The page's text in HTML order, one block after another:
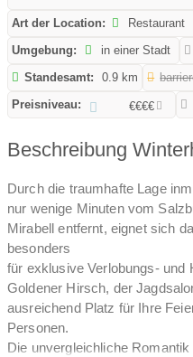
Art der Location:
Restaurant
Umgebung:
in einer Stadt
Standesamt:
0.9 km
Preisniveau:
€€€€
Beschreibung
Durch die traumhafte Lage
nur wenige Minuten vom
Mirabell entfernt, eignet sich
besonders
für exklusive Verlobungs- und
Goldener Hirsch, der
ausreichend Platz für Ihre
Personen.
Die unvergleichliche